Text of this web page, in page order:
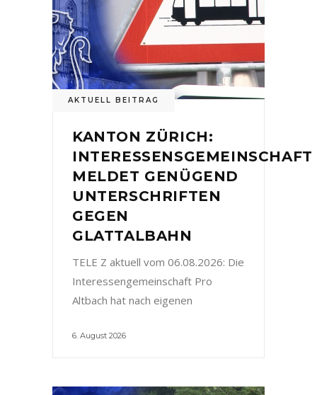
AKTUELL BEITRAG
KANTON ZÜRICH:
INTERESSENSGEMEINSCHAFT
MELDET GENÜGEND
UNTERSCHRIFTEN
GEGEN
GLATTALBAHN
TELE Z aktuell vom 06.08.2026: Die
Interessengemeinschaft Pro
Altbach hat nach eigenen
6. August 2026